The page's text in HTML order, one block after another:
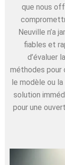
que nous
Neuville n’a
fiables et
d’évaluer
méthodes
le modèle ou
solution
pour une